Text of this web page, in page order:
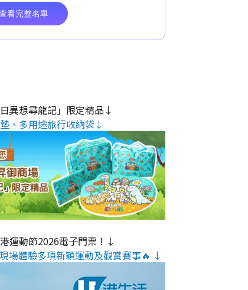
異想尋龍記」限定精品↓
、多用途旅行收納袋↓
運動節2026電子門票！↓
場體驗多項新穎運動及觀賞賽事🔥 ↓